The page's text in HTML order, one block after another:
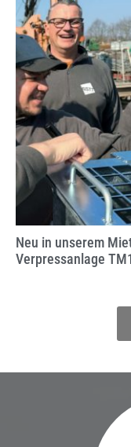
Neu in unserem
Verpressanlage